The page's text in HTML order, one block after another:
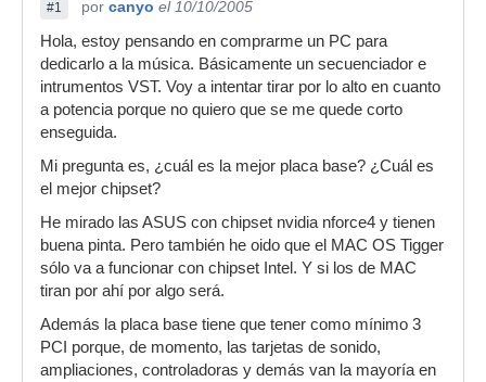
#1 por canyo el 10/10/2005
Hola, estoy pensando en comprarme un PC para
dedicarlo a la música. Básicamente un secuenciador e
intrumentos VST. Voy a intentar tirar por lo alto en cuanto
a potencia porque no quiero que se me quede corto
enseguida.
Mi pregunta es, ¿cuál es la mejor placa base? ¿Cuál es
el mejor chipset?
He mirado las ASUS con chipset nvidia nforce4 y tienen
buena pinta. Pero también he oido que el MAC OS Tigger
sólo va a funcionar con chipset Intel. Y si los de MAC
tiran por ahí por algo será.
Además la placa base tiene que tener como mínimo 3
PCI porque, de momento, las tarjetas de sonido,
ampliaciones, controladoras y demás van la mayoría en